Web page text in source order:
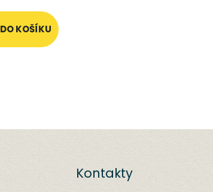
DO KOŠÍKU
Kontakty